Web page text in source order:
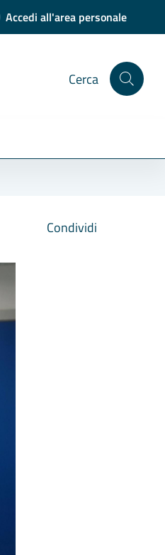
Accedi all'area personale
Cerca
Condividi